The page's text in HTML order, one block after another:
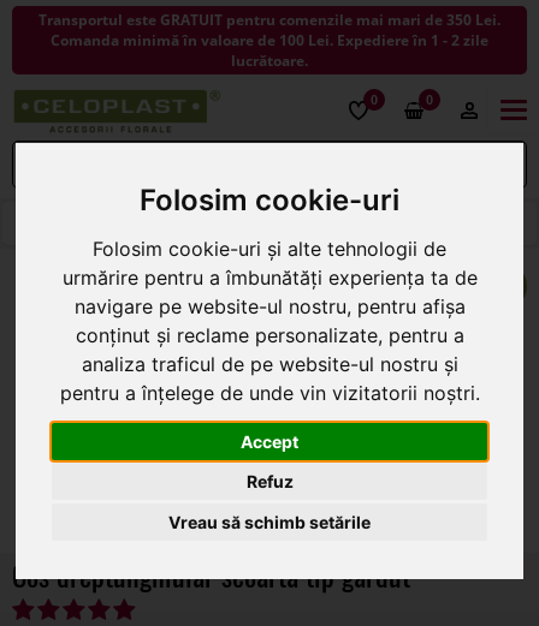
Folosim cookie-uri
Folosim cookie-uri și alte tehnologii de
urmărire pentru a îmbunătăți experiența ta de
navigare pe website-ul nostru, pentru afișa
conținut și reclame personalizate, pentru a
analiza traficul de pe website-ul nostru și
pentru a înțelege de unde vin vizitatorii noștri.
Accept
Refuz
Vreau să schimb setările
Transportul este GRATUIT pentru comenzile mai mari de 350 Lei.
Comanda minimă în valoare de 100 Lei. Expediere în 1 - 2 zile
lucrătoare.
0 0
Cos dreptunghiular scoarta tip gardut